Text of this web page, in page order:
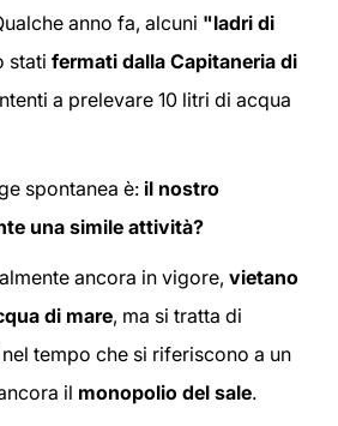
anno fa, alcuni "ladri di
stati fermati dalla Capitaneria di
a prelevare 10 litri di acqua
spontanea è: il nostro
una simile attività?
ancora in vigore, vietano
di mare, ma si tratta di
tempo che si riferiscono a un
il monopolio del sale.